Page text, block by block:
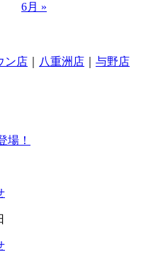
6月 »
ン店 八重洲店 与野店
場！